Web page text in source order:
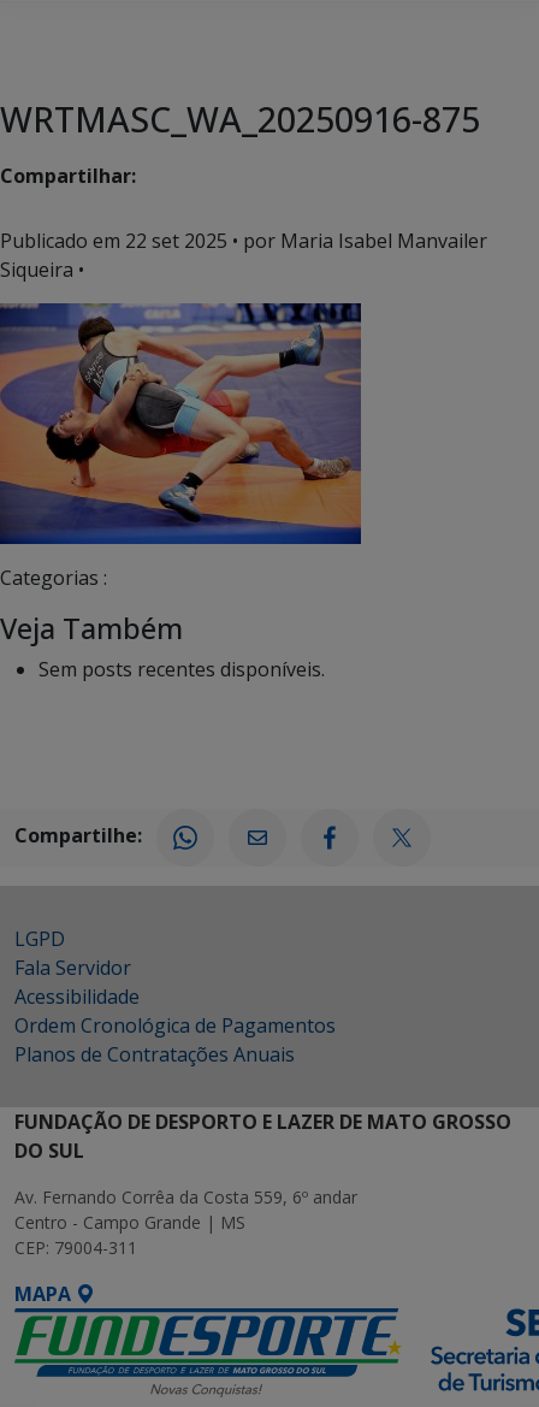
WRTMASC_WA_20250916-875
Compartilhar:
Publicado em 22 set 2025 • por Maria Isabel Manvailer
Siqueira •
Categorias :
Veja Também
Sem posts recentes disponíveis.
Compartilhe:
LGPD
Fala Servidor
Acessibilidade
Ordem Cronológica de Pagamentos
Planos de Contratações Anuais
FUNDAÇÃO DE DESPORTO E LAZER DE MATO GROSSO
DO SUL
Av. Fernando Corrêa da Costa 559, 6º andar
Centro - Campo Grande | MS
CEP: 79004-311
MAPA